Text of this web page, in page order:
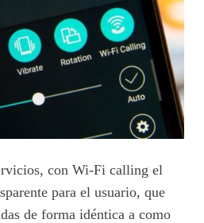
con Wi-Fi calling el
para el usuario, que
de forma idéntica a como